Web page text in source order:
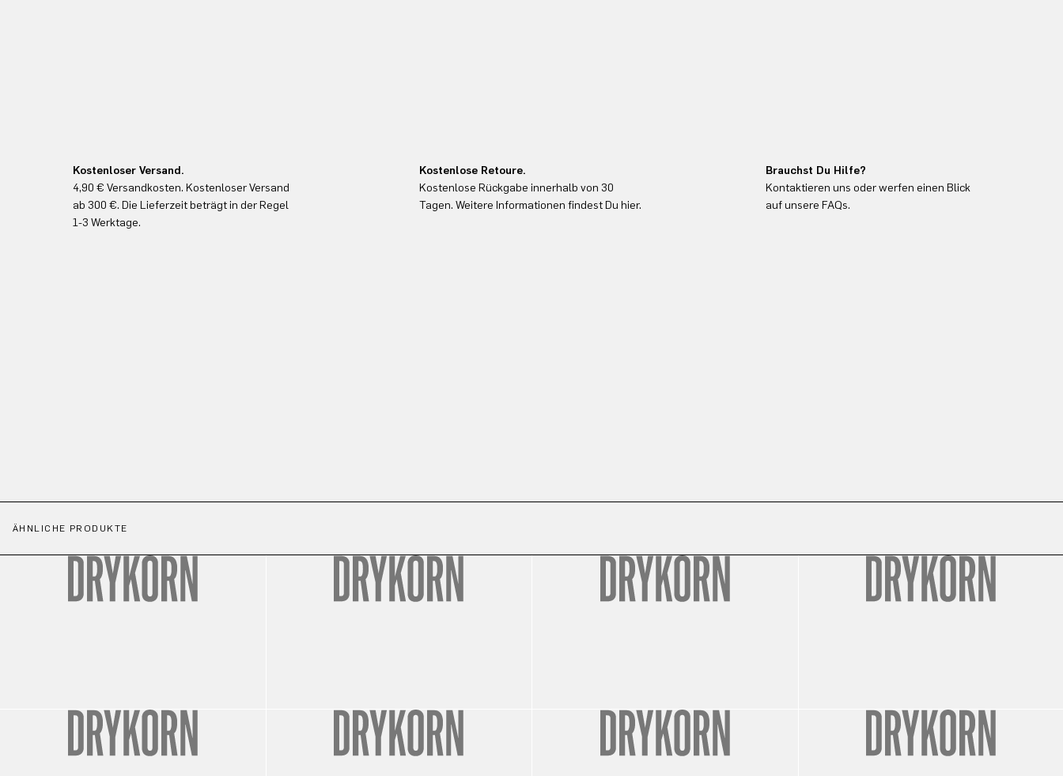
Kostenloser Versand.
4,90 € Versandkosten. Kostenloser Versand
ab 300 €. Die Lieferzeit beträgt in der Regel
1-3 Werktage.
Kostenlose Retoure.
Kostenlose Rückgabe innerhalb von 30
Tagen. Weitere Informationen findest Du hier.
Brauchst Du Hilfe?
Kontaktieren uns oder werfen einen Blick
auf unsere FAQs.
ÄHNLICHE PRODUKTE